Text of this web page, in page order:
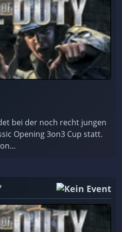
bei der noch recht jungen
Opening 3on3 Cup statt.